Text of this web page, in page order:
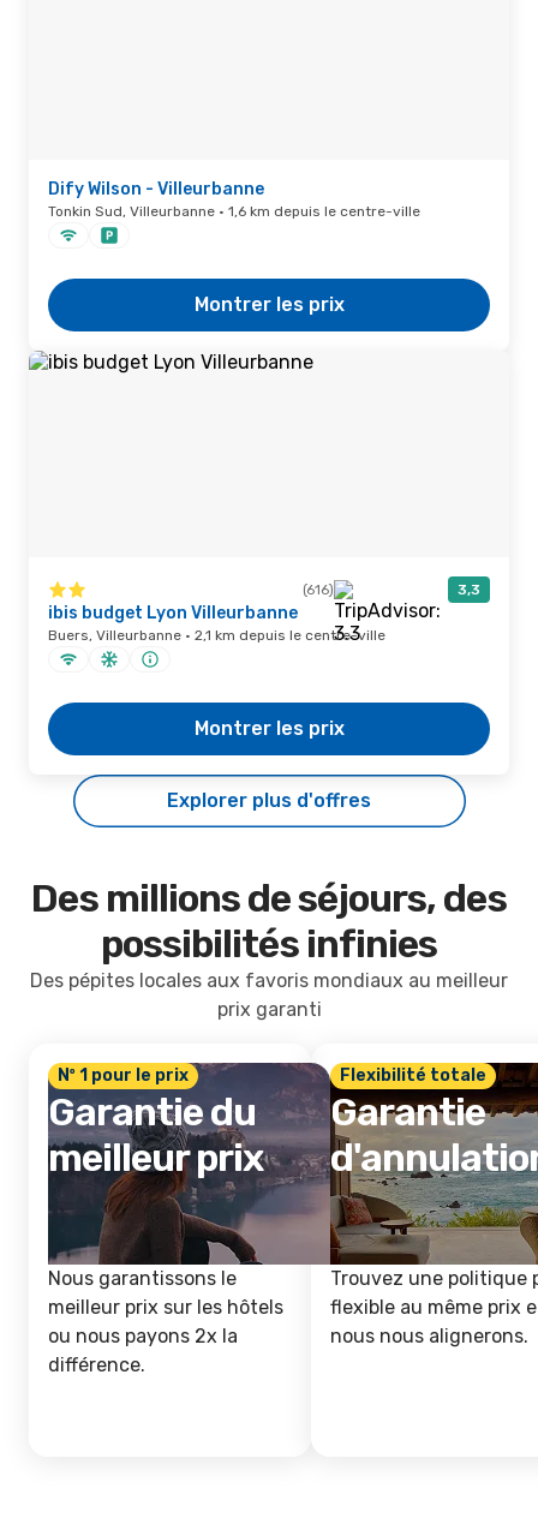
Dify Wilson - Villeurbanne
Tonkin Sud, Villeurbanne · 1,6 km depuis le centre-ville
Montrer les prix
(616) 3,3
ibis budget Lyon Villeurbanne
Buers, Villeurbanne · 2,1 km depuis le centre-ville
Montrer les prix
Explorer plus d'offres
Des millions de séjours, des
possibilités infinies
Des pépites locales aux favoris mondiaux au meilleur
prix garanti
Nº 1 pour le prix
Garantie du
meilleur prix
Nous garantissons le
meilleur prix sur les hôtels
ou nous payons 2x la
différence.
Flexibilité totale
Garantie
Trouvez une politique
flexible au même prix
nous nous alignerons.